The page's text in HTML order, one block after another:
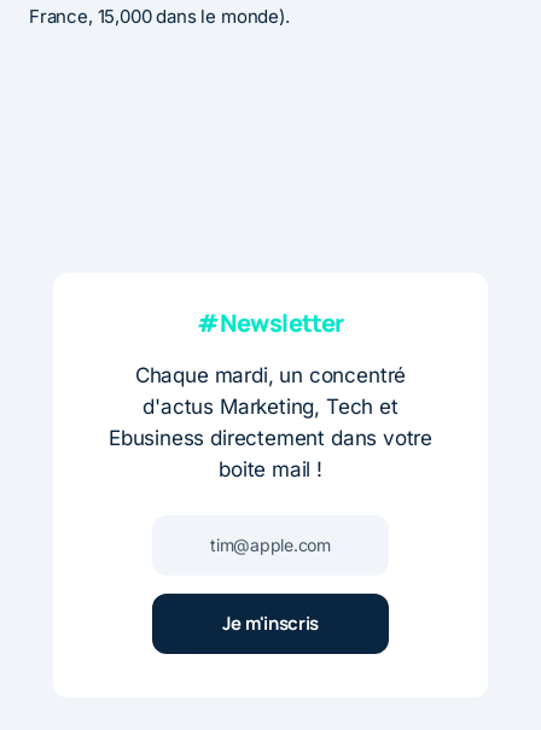
France, 15,000 dans le monde).
#Newsletter
Chaque mardi, un concentré
d'actus Marketing, Tech et
Ebusiness directement dans votre
boite mail !